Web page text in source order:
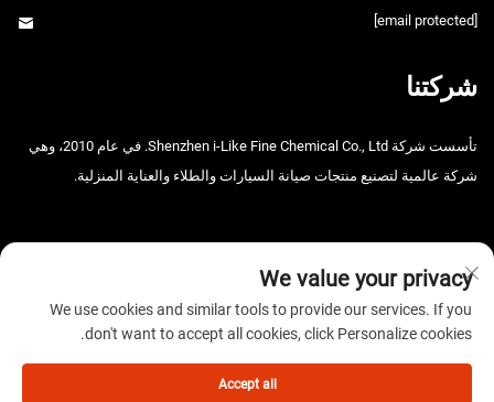
شركتنا
تأسست شركة Shenzhen i-Like Fine Chemical Co., Ltd. في عام 2010، وهي
شركة عالمية لتصنيع منتجات صيانة السيارات والطلاء والعناية المنزلية.
حقوق الطبع والنشر © 2025 شركة شنتشن آي-لايك للصناعات الكيميائية
We value your privacy
We use cookies and similar tools to provide our services. If you
don't want to accept all cookies, click Personalize cookies.
Accept all